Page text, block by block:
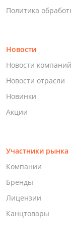
Политика
Новости
Новости компаний
Новости отрасли
Новинки
Акции
Участники рынка
Компании
Бренды
Лицензии
Канцтовары